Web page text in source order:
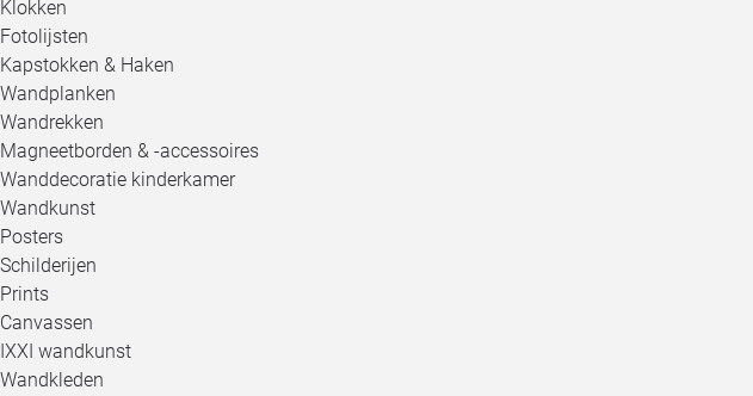
Klokken
Fotolijsten
Kapstokken & Haken
Wandplanken
Wandrekken
Magneetborden & -accessoires
Wanddecoratie kinderkamer
Wandkunst
Posters
Schilderijen
Prints
Canvassen
IXXI wandkunst
Wandkleden